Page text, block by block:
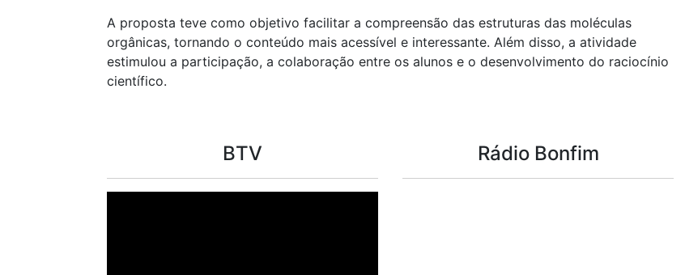
A proposta teve como objetivo facilitar a compreensão das estruturas das moléculas
orgânicas, tornando o conteúdo mais acessível e interessante. Além disso, a atividade
estimulou a participação, a colaboração entre os alunos e o desenvolvimento do raciocínio
científico.
BTV Rádio Bonfim